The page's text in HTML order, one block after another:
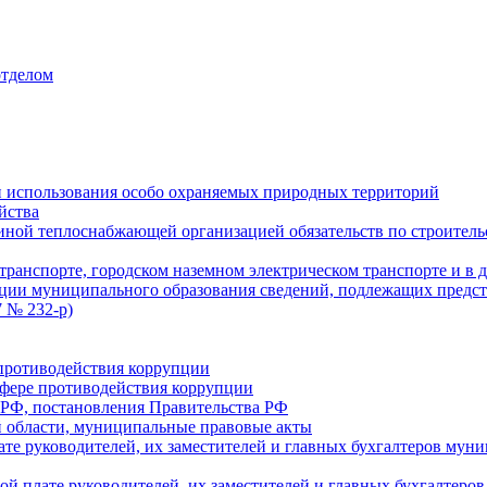
особо охраняемых природных территорий
теплоснабжающей организацией обязательств по
городском наземном электрическом транспорте и в
муниципального образования сведений, подлежащих
№ 232-р)
коррупции
противодействия коррупции
постановления Правительства РФ
муниципальные правовые акты
руководителей, их заместителей и главных бухгалтеров